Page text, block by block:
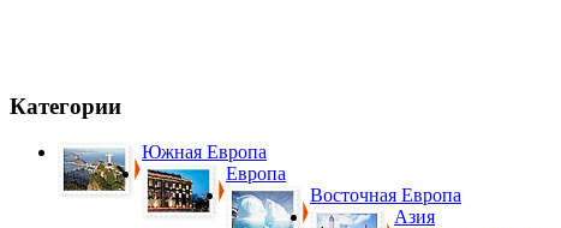
Категории
Южная Европа
Европа
Восточная Европа
Азия